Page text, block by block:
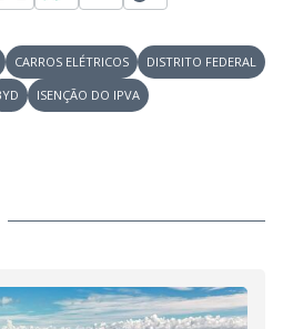
CARROS ELÉTRICOS
DISTRITO FEDERAL
ISENÇÃO DO IPVA